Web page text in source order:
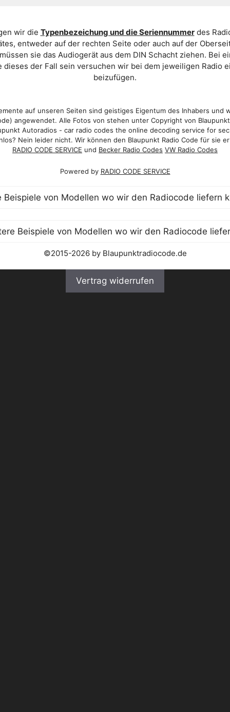
wir die Typenbezeichung und die Seriennummerdes
entweder auf der rechten Seite oder auch auf der
sie das Audiogerät aus dem DIN Schacht ziehen. Bei
der Fall sein versuchen wir bei dem jeweiligen Radio
beizufügen.
auf unseren Seiten sind geistiges Eigentum des Inhabers und
angewendet. Alle Fotos von stehen unter Copyright von
Autoradios - car radio codes the online decoding service for
Nein leider nicht. Wir können den Blaupunkt Radio Code für sie
RADIO CODE SERVICE und Becker Radio Codes VW Radio Codes
Powered by RADIO CODE SERVICE
©2015-2026 by Blaupunktradiocode.de
Vertrag widerrufen